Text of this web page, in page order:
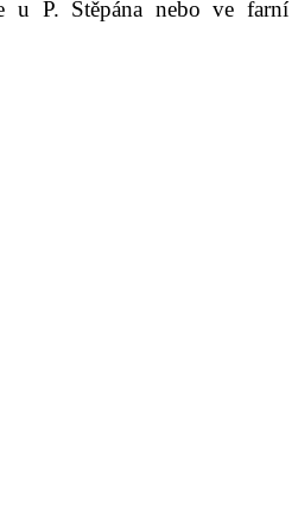
u P. Štěpána nebo ve farní